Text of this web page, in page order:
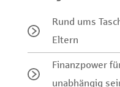
Rund ums
Eltern
Finanzpower
unabhängig